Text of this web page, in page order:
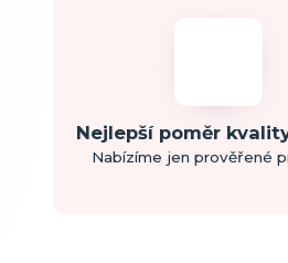
Nejlepší poměr
Nabízíme jen prověřené